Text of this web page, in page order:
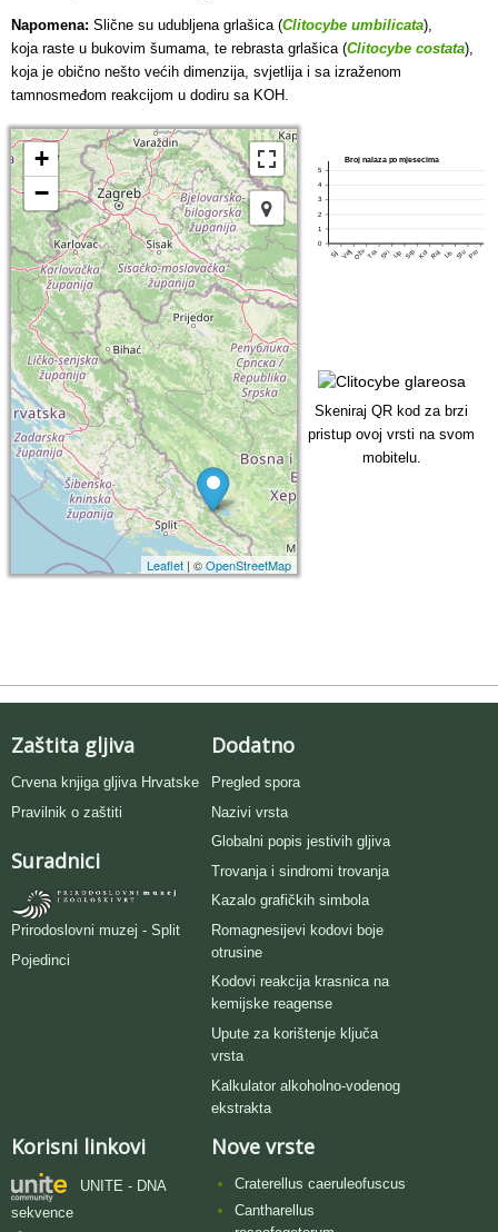
Napomena: Slične su udubljena grlašica (Clitocybe umbilicata),
koja raste u bukovim šumama, te rebrasta grlašica (Clitocybe costata),
koja je obično nešto većih dimenzija, svjetlija i sa izraženom
tamnosmeđom reakcijom u dodiru sa KOH.
+
−
Leaflet| ©OpenStreetMap
Broj nalaza po mjesecima
0
1
2
3
4
5
Sij VeljOžuTra Svi Lip Srp Kol Ruj Lis StuPro
Skeniraj QR kod za brzi
pristup ovoj vrsti na svom
mobitelu.
Zaštita gljiva
Crvena knjiga gljiva Hrvatske
Pravilnik o zaštiti
Suradnici
Prirodoslovni muzej - Split
Pojedinci
Dodatno
Pregled spora
Nazivi vrsta
Globalni popis jestivih gljiva
Trovanja i sindromi trovanja
Kazalo grafičkih simbola
Romagnesijevi kodovi boje
otrusine
Kodovi reakcija krasnica na
kemijske reagense
Upute za korištenje ključa
vrsta
Kalkulator alkoholno-vodenog
ekstrakta
Korisni linkovi
UNITE - DNA
sekvence
Nove vrste
Craterellus caeruleofuscus
Cantharellus